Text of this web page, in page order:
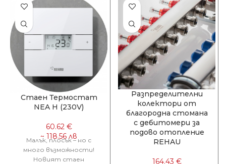
Стаен Термостат
NEA H (230V)
Малък, плосък – но с
много възможности!
Новият стаен
Разпределителни
колектори от
благородна стомана
с дебитомери за
подово отопление
REHAU